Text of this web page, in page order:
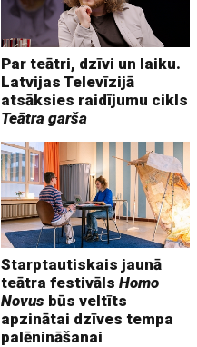
Par teātri, dzīvi un laiku.
Latvijas Televīzijā
atsāksies raidījumu cikls
Teātra garša
Starptautiskais jaunā
teātra festivālsHomo
Novus būs veltīts
apzinātai dzīves tempa
palēnināšanai